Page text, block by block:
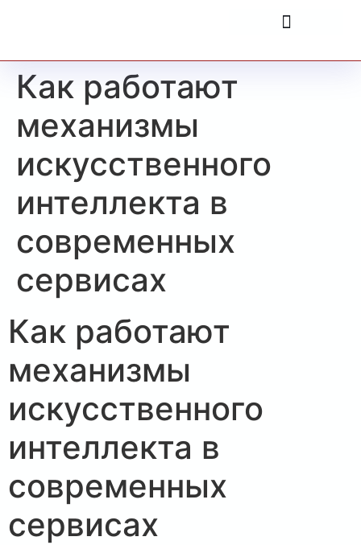
Как работают
механизмы
искусственного
интеллекта в
современных
сервисах
Как работают
механизмы
искусственного
интеллекта в
современных
сервисах